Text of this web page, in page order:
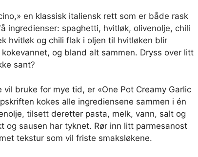
en klassisk italiensk rett som er både rask
ingredienser: spaghetti, hvitløk, olivenolje, chili
hvitløk og chili flak i oljen til hvitløken blir
og bland alt sammen. Dryss over litt
sant?
bruke for mye tid, er «One Pot Creamy Garlic
kokes alle ingrediensene sammen i én
tilsett deretter pasta, melk, vann, salt og
og sausen har tyknet. Rør inn litt parmesanost
tekstur som vil friste smaksløkene.